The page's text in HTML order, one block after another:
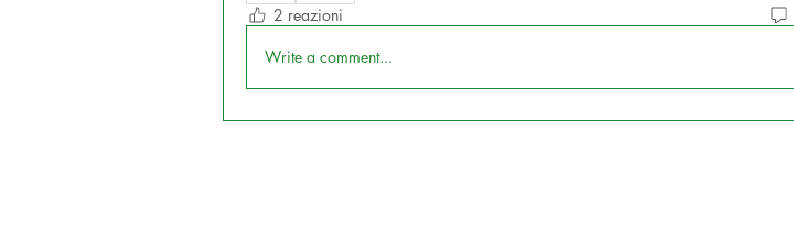
2 reazioni
Write a comment...